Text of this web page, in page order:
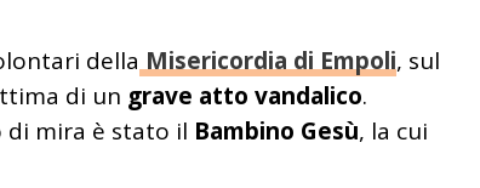
della Misericordia di Empoli, sul
di un grave atto vandalico.
di mira è stato il Bambino Gesù, la cui